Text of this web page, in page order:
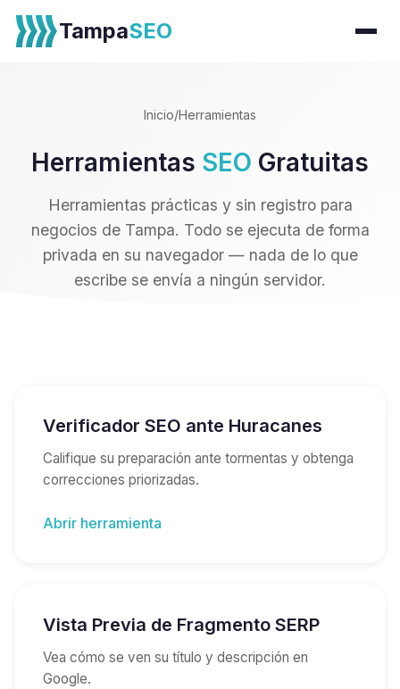
TampaSEO
Inicio/Herramientas
Herramientas SEO Gratuitas
Herramientas prácticas y sin registro para
negocios de Tampa. Todo se ejecuta de forma
privada en su navegador — nada de lo que
escribe se envía a ningún servidor.
Verificador SEO ante Huracanes
Califique su preparación ante tormentas y obtenga
correcciones priorizadas.
Abrir herramienta
Vista Previa de Fragmento SERP
Vea cómo se ven su título y descripción en
Google.